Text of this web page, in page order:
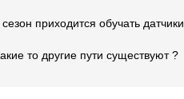
приходится обучать
то другие пути существуют ?